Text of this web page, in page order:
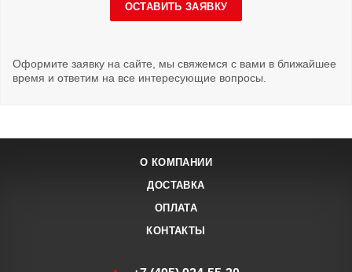
ОСТАВИТЬ ЗАЯВКУ
Оформите заявку на сайте, мы свяжемся с вами в ближайшее
время и ответим на все интересующие вопросы.
О КОМПАНИИ
ДОСТАВКА
ОПЛАТА
КОНТАКТЫ